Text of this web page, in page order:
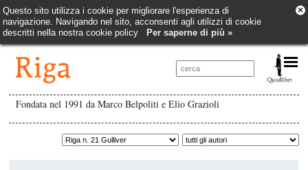
Questo sito utilizza i cookie per migliorare l'esperienza di
navigazione. Navigando nel sito, acconsenti agli utilizzi di cookie
descritti nella nostra cookie policy
Per saperne di più »
×
Fondata nel 1991 da Marco Belpoliti e Elio Grazioli